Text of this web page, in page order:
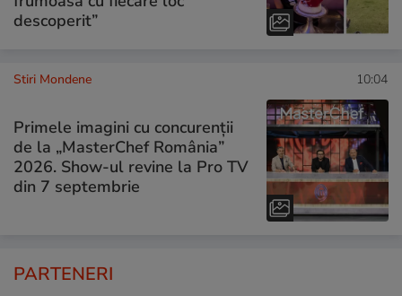
descoperit”
Stiri Mondene 10:04
Primele imagini cu concurenții
de la „MasterChef România”
2026. Show-ul revine la Pro TV
din 7 septembrie
PARTENERI